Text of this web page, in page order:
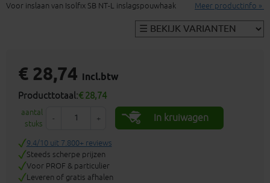
Voor inslaan van Isolfix SB NT-L inslagspouwhaak Meer productinfo »
€ 28,74 incl.btw
Producttotaal:€ 28,74
aantal
stuks
- + In kruiwagen
9.4/10 uit 7.800+ reviews
Steeds scherpe prijzen
Voor PROF & particulier
Leveren of gratis afhalen